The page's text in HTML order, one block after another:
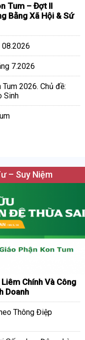
Tum – Đợt II
Bằng Xã Hội & Sứ
08.2026
7.2026
2026. Chủ đề:
Sinh
– Suy Niệm
Chính Và Công
Doanh
Thông Điệp